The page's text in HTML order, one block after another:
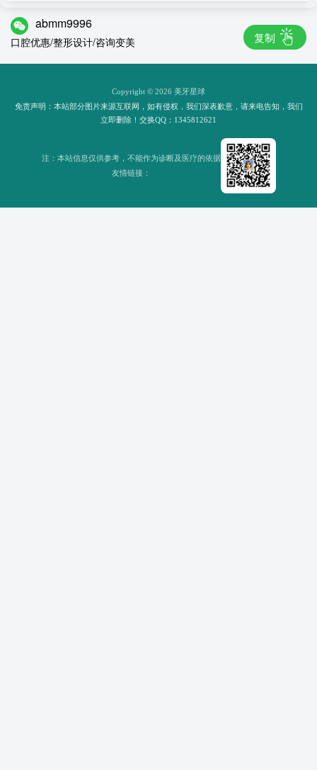
风格稳健细致，善于用通俗语言讲透治疗方案
四手操作与全程导诊服务。2026年参考价：洁
牙98元起，种植牙4280元起，矫正9800元起。
预约可拨打电话或到院登记，多种公交线路可
abmm9996
口腔优惠/整形设计/咨询变美 复制
Copyright © 2026 美牙星球
免责声明：本站部分图片来源互联网，如有侵权，我们深表歉意，请来电告知，我们
立即删除！交换QQ：1345812621
注：本站信息仅供参考，不能作为诊断及医疗的依据
友情链接：